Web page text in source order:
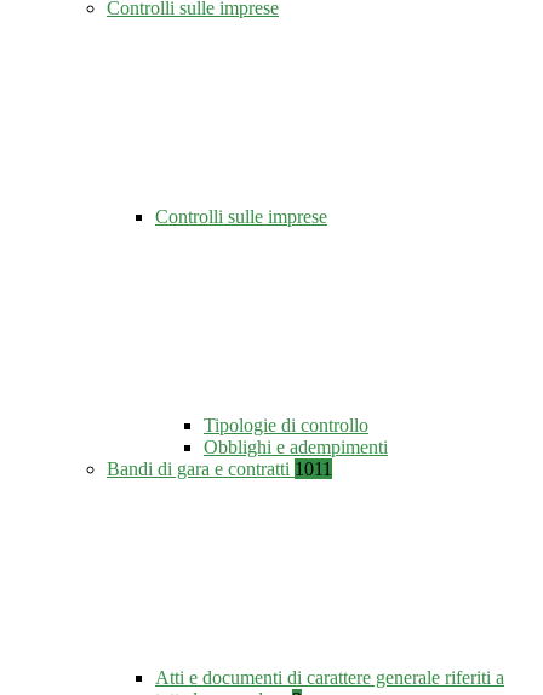
Controlli sulle imprese
Controlli sulle imprese
Tipologie di controllo
Obblighi e adempimenti
Bandi di gara e contratti 1011
Atti e documenti di carattere generale riferiti a